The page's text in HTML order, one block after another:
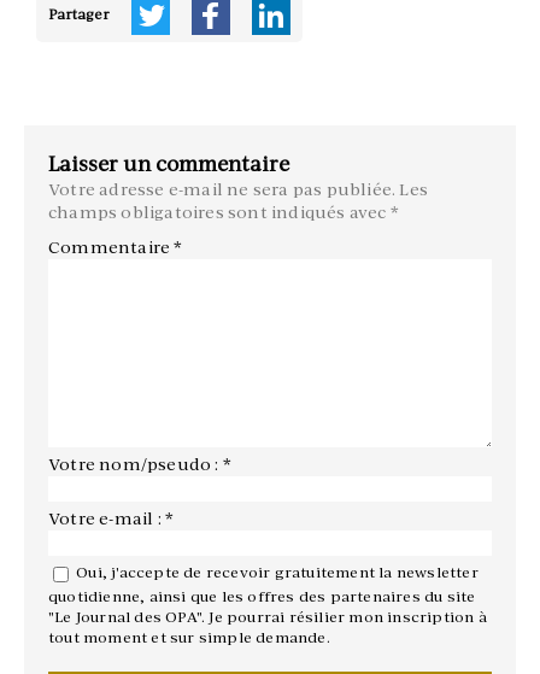
Partager
Laisser un commentaire
Votre adresse e-mail ne sera pas publiée. Les
champs obligatoires sont indiqués avec *
Commentaire*
Votre nom/pseudo : *
Votre e-mail : *
Oui, j'accepte de recevoir gratuitement la newsletter
quotidienne, ainsi que les offres des partenaires du site
"Le Journal des OPA". Je pourrai résilier mon inscription à
tout moment et sur simple demande.